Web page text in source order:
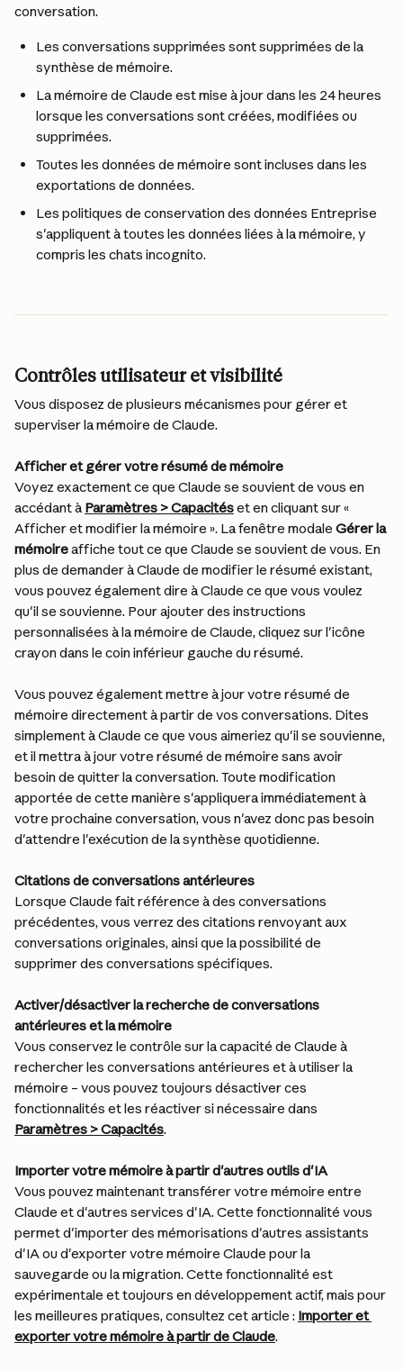
conversation.
Les conversations supprimées sont supprimées de la
synthèse de mémoire.
La mémoire de Claude est mise à jour dans les 24 heures
lorsque les conversations sont créées, modifiées ou
supprimées.
Toutes les données de mémoire sont incluses dans les
exportations de données.
Les politiques de conservation des données Entreprise
s'appliquent à toutes les données liées à la mémoire, y
compris les chats incognito.
Contrôles utilisateur et visibilité
Vous disposez de plusieurs mécanismes pour gérer et
superviser la mémoire de Claude.
Afficher et gérer votre résumé de mémoire
Voyez exactement ce que Claude se souvient de vous en
accédant à Paramètres > Capacités et en cliquant sur «
Afficher et modifier la mémoire ». La fenêtre modale Gérer la
mémoire affiche tout ce que Claude se souvient de vous. En
plus de demander à Claude de modifier le résumé existant,
vous pouvez également dire à Claude ce que vous voulez
qu'il se souvienne. Pour ajouter des instructions
personnalisées à la mémoire de Claude, cliquez sur l'icône
crayon dans le coin inférieur gauche du résumé.
Vous pouvez également mettre à jour votre résumé de
mémoire directement à partir de vos conversations. Dites
simplement à Claude ce que vous aimeriez qu'il se souvienne,
et il mettra à jour votre résumé de mémoire sans avoir
besoin de quitter la conversation. Toute modification
apportée de cette manière s'appliquera immédiatement à
votre prochaine conversation, vous n'avez donc pas besoin
d'attendre l'exécution de la synthèse quotidienne.
Citations de conversations antérieures
Lorsque Claude fait référence à des conversations
précédentes, vous verrez des citations renvoyant aux
conversations originales, ainsi que la possibilité de
supprimer des conversations spécifiques.
Activer/désactiver la recherche de conversations
antérieures et la mémoire
Vous conservez le contrôle sur la capacité de Claude à
rechercher les conversations antérieures et à utiliser la
mémoire – vous pouvez toujours désactiver ces
fonctionnalités et les réactiver si nécessaire dans
Paramètres > Capacités.
Importer votre mémoire à partir d'autres outils d'IA
Vous pouvez maintenant transférer votre mémoire entre
Claude et d'autres services d'IA. Cette fonctionnalité vous
permet d'importer des mémorisations d'autres assistants
d'IA ou d'exporter votre mémoire Claude pour la
sauvegarde ou la migration. Cette fonctionnalité est
expérimentale et toujours en développement actif, mais pour
les meilleures pratiques, consultez cet article : Importer et
exporter votre mémoire à partir de Claude.